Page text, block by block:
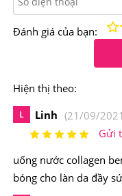
cải thiện chất nhầy
móng, giúp tóc chắc
Đánh giá của bạn:
Hiện thị theo:
L Linh (21/09/
Gửi
uống nước collagen
bóng cho làn da đầy